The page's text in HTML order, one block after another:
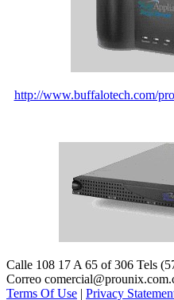
http://www.buffalotech.com/
Calle 108 17 A 65 of 306 Tels
Correo
Terms Of Use | Privacy